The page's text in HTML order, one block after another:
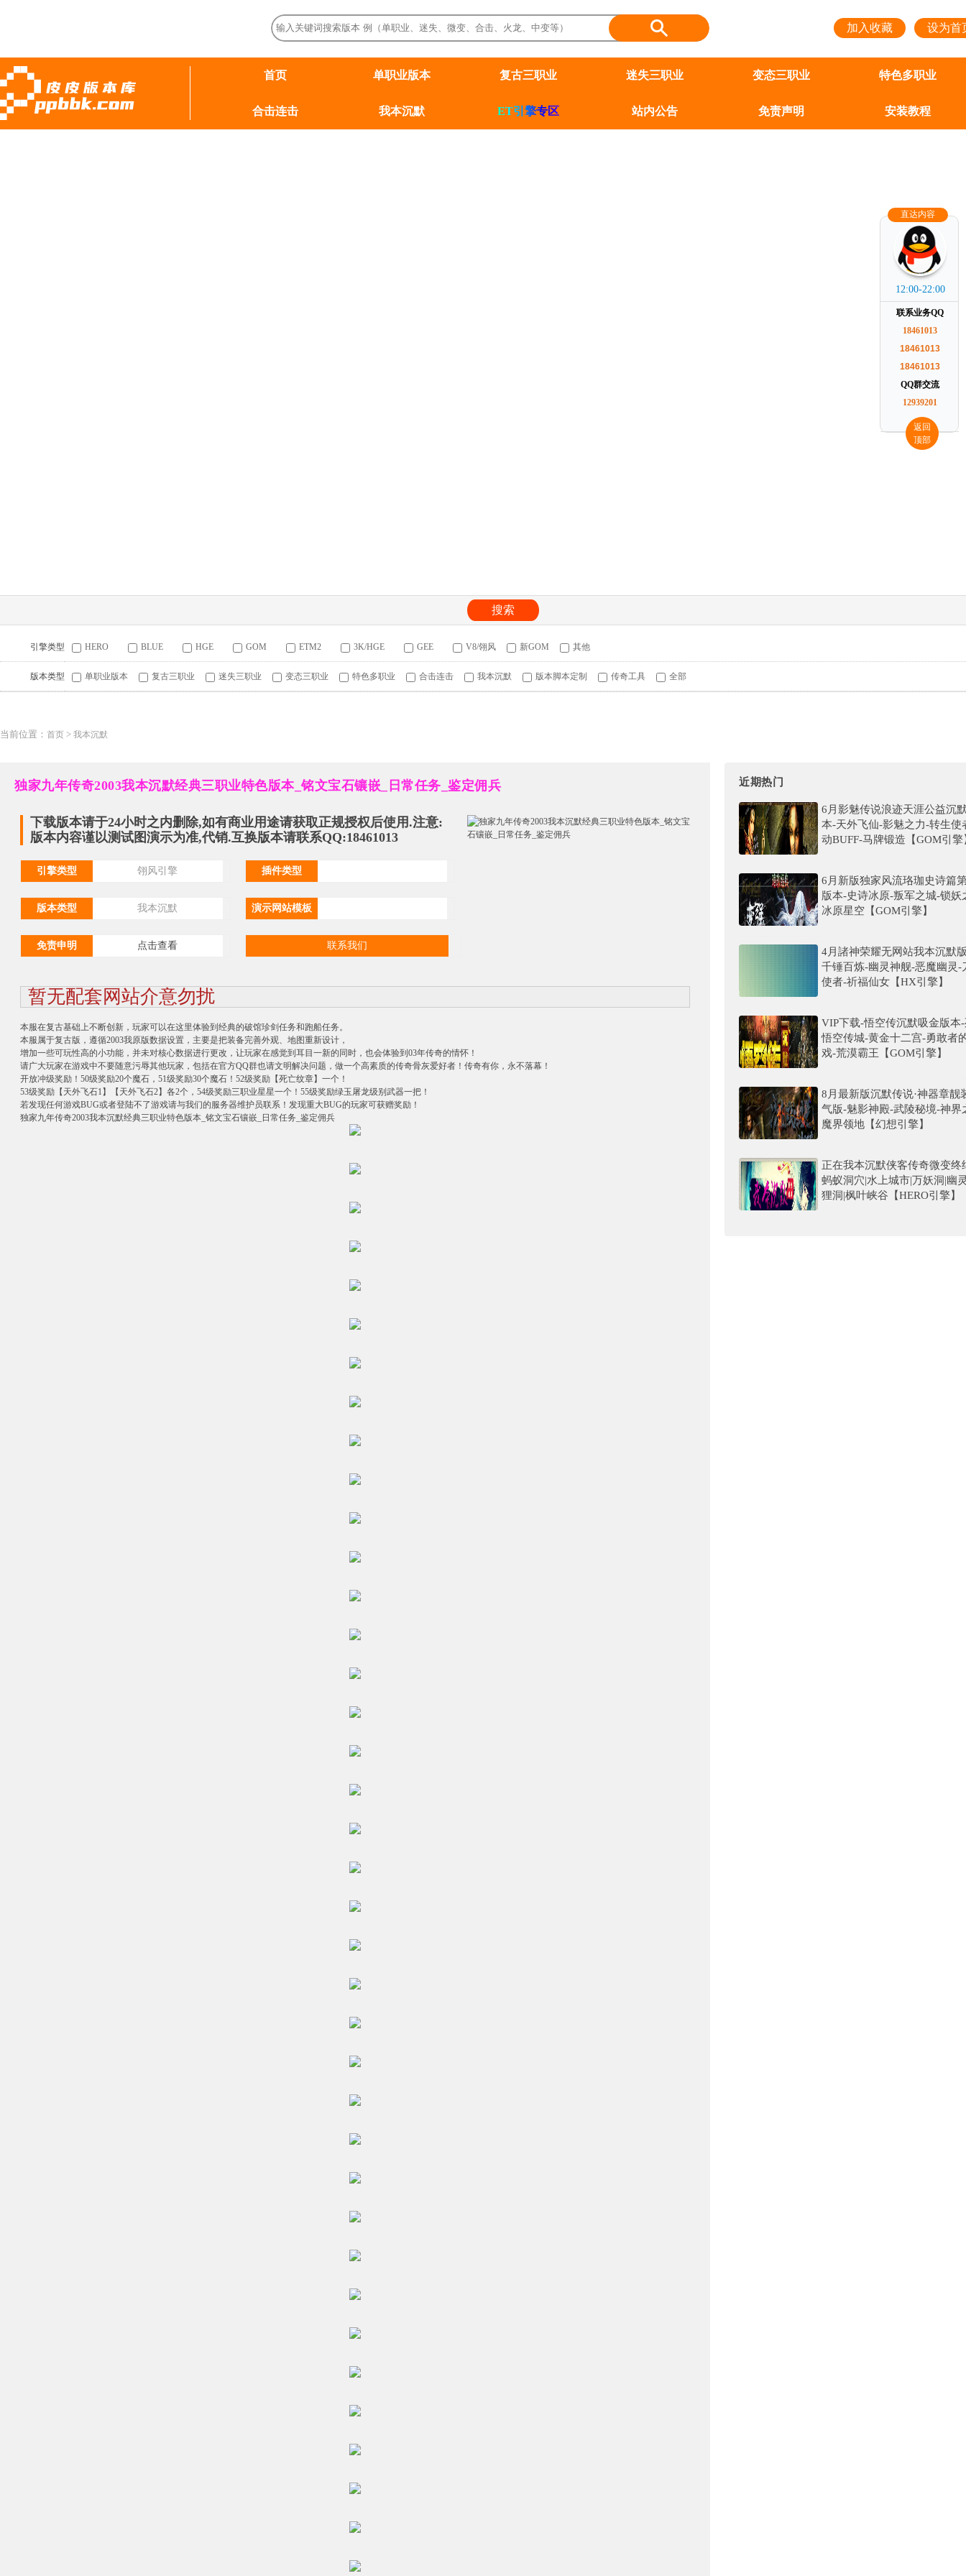
加入收藏 设为首
首页 单职业版本 复古三职业 迷失三职业 变态三职业 特色多职业
合击连击 我本沉默 ET引擎专区 站内公告 免责声明 安装教程
引擎类型 HERO BLUE HGE GOM ETM2 3K/HGE GEE V8/翎风 新GOM 其他
版本类型 单职业版本 复古三职业 迷失三职业 变态三职业 特色多职业 合击连击 我本沉默 版本脚本定制 传奇工具 全部
当前位置： 首页 > 我本沉默
独家九年传奇2003我本沉默经典三职业特色版本_铭文宝石镶嵌_日常任务_鉴定佣兵
下载版本请于24小时之内删除,如有商业用途请获取正规授权后使用.注意:
版本内容谨以测试图演示为准,代销.互换版本请联系QQ:18461013
引擎类型 翎风引擎 插件类型
版本类型 我本沉默 演示网站模板
免责申明 点击查看 联系我们
暂无配套网站介意勿扰
本服在复古基础上不断创新，玩家可以在这里体验到经典的破馆珍剑任务和跑船任务。
本服属于复古版，遵循2003我原版数据设置，主要是把装备完善外观、地图重新设计，
增加一些可玩性高的小功能，并未对核心数据进行更改，让玩家在感觉到耳目一新的同时，也会体验到03年传奇的情怀！
请广大玩家在游戏中不要随意污辱其他玩家，包括在官方QQ群也请文明解决问题，做一个高素质的传奇骨灰爱好者！传奇有你，永不落幕！
开放冲级奖励！50级奖励20个魔石，51级奖励30个魔石！52级奖励【死亡纹章】一个！
53级奖励【天外飞石1】【天外飞石2】各2个，54级奖励三职业星星一个！55级奖励绿玉屠龙级别武器一把！
若发现任何游戏BUG或者登陆不了游戏请与我们的服务器维护员联系！发现重大BUG的玩家可获赠奖励！
独家九年传奇2003我本沉默经典三职业特色版本_铭文宝石镶嵌_日常任务_鉴定佣兵
近期热门
6月影魅传说浪迹天涯公益沉
本-天外飞仙-影魅之力-转生使
动BUFF-马牌锻造【GOM引擎
6月新版独家风流珞珈史诗篇
版本-史诗冰原-叛军之城-锁妖
冰原星空【GOM引擎】
4月諸神荣耀无网站我本沉默
千锤百炼-幽灵神舰-恶魔幽灵-
使者-祈福仙女【HX引擎】
VIP下载-悟空传沉默吸金版本
悟空传城-黄金十二宫-勇敢者
戏-荒漠霸王【GOM引擎】
8月最新版沉默传说·神器章靓
气版-魅影神殿-武陵秘境-神界
魔界领地【幻想引擎】
正在我本沉默侠客传奇微变终
蚂蚁洞穴|水上城市|万妖洞|幽
狸洞|枫叶峡谷【HERO引擎】
直达内容
上班时间
12:00-22:00
联系业务QQ
18461013
18461013
18461013
QQ群交流
12939201
返回
顶部